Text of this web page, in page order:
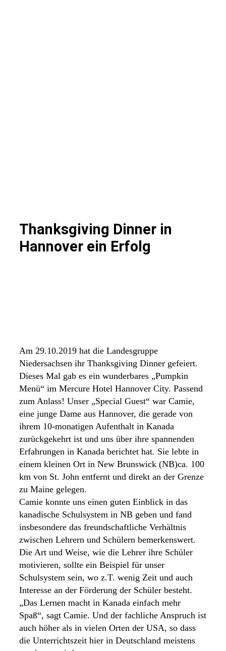
Thanksgiving Dinner in
Hannover ein Erfolg
Am 29.10.2019 hat die Landesgruppe
Niedersachsen ihr Thanksgiving Dinner gefeiert.
Dieses Mal gab es ein wunderbares „Pumpkin
Menü“ im Mercure Hotel Hannover City. Passend
zum Anlass! Unser „Special Guest“ war Camie,
eine junge Dame aus Hannover, die gerade von
ihrem 10-monatigen Aufenthalt in Kanada
zurückgekehrt ist und uns über ihre spannenden
Erfahrungen in Kanada berichtet hat. Sie lebte in
einem kleinen Ort in New Brunswick (NB)ca. 100
km von St. John entfernt und direkt an der Grenze
zu Maine gelegen.
Camie konnte uns einen guten Einblick in das
kanadische Schulsystem in NB geben und fand
insbesondere das freundschaftliche Verhältnis
zwischen Lehrern und Schülern bemerkenswert.
Die Art und Weise, wie die Lehrer ihre Schüler
motivieren, sollte ein Beispiel für unser
Schulsystem sein, wo z.T. wenig Zeit und auch
Interesse an der Förderung der Schüler besteht.
„Das Lernen macht in Kanada einfach mehr
Spaß“, sagt Camie. Und der fachliche Anspruch ist
auch höher als in vielen Orten der USA, so dass
die Unterrichtszeit hier in Deutschland meistens